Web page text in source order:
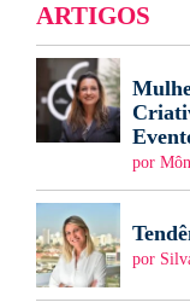
ARTIGOS
por
por